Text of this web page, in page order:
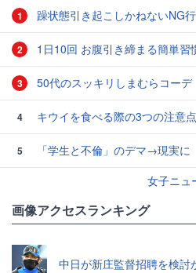
1 躁状態引き起こしかねないNG
2 1日10回 お腹引き締まる簡単習
3 50代のスッキリしまむらコーデ
4 キウイを食べる際の3つの注意点
5
「学生と不倫」のデマ→現実に
女子ニュ
画像アクセスランキング
中日が新庄監督招聘を検討